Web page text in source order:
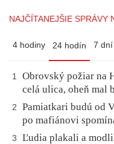
NAJČÍTANEJŠIE SPRÁVY
4 hodiny 24 hodín 7 dní
1
Obrovský požiar na
celá ulica, oheň mal
2
Pamiatkari budú od
po mafiánovi
3
Ľudia plakali a